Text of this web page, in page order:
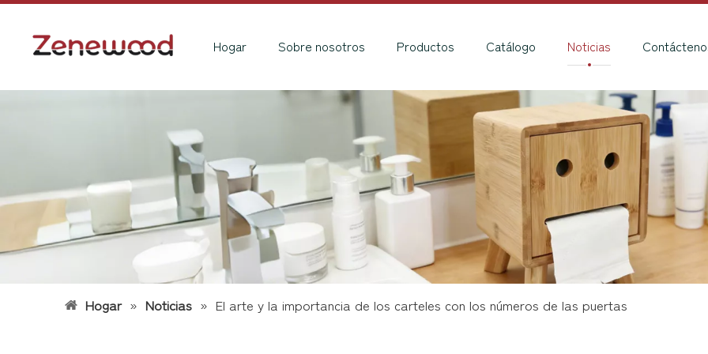
Hogar Sobre nosotros Productos Catálogo Noticias
Hogar » Noticias » El arte y la importancia de los carteles con los números de las puertas